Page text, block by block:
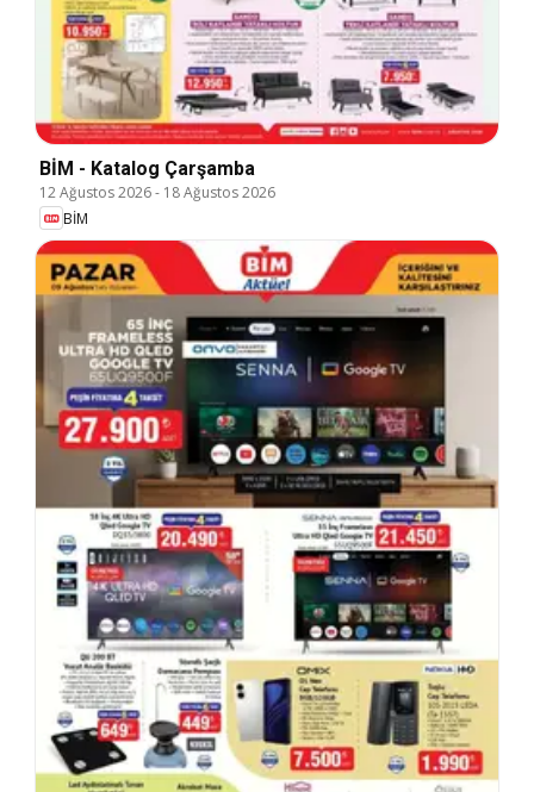
BİM - Katalog Çarşamba
12 Ağustos 2026- 18 Ağustos 2026
BİM